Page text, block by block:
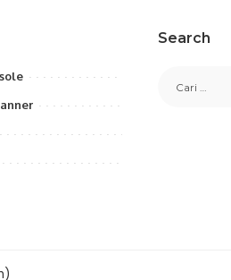
Search